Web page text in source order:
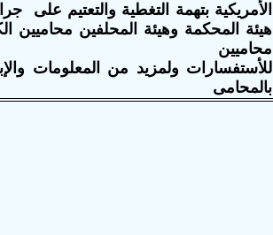
الأمريكية بتهمة التغطية والتعتيم
هيئة المحكمة وهيئة المحلفين محاميين
محاميين
للأستفسارات ولمزيد من المعلومات
بالمحامى